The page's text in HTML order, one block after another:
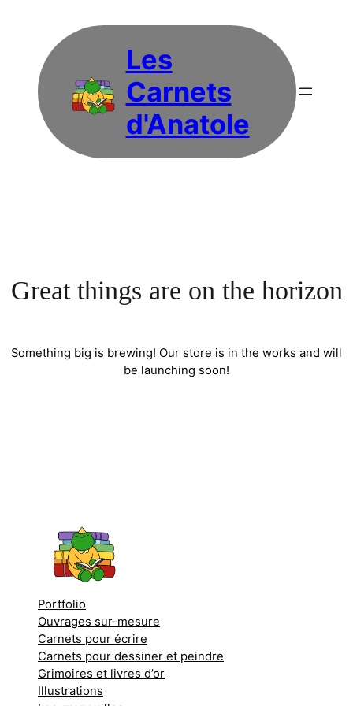
Les
Carnets
d'Anatole
Great things are on the horizon
Something big is brewing! Our store is in the works and will
be launching soon!
Portfolio
Ouvrages sur-mesure
Carnets pour écrire
Carnets pour dessiner et peindre
Grimoires et livres d’or
Illustrations